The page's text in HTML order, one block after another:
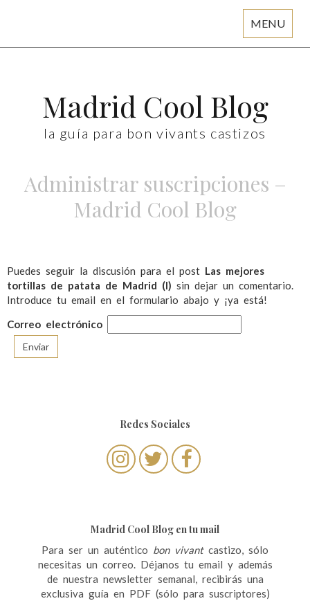
MENU
Madrid Cool Blog
la guía para bon vivants castizos
Administrar suscripciones –
Madrid Cool Blog
Puedes seguir la discusión para el post Las mejores
tortillas de patata de Madrid (I) sin dejar un comentario.
Introduce tu email en el formulario abajo y ¡ya está!
Correo electrónico
Redes Sociales
Madrid Cool Blog en tu mail
Para ser un auténtico bon vivantcastizo, sólo
necesitas un correo. Déjanos tu email y además
de nuestra newsletter semanal, recibirás una
exclusiva guía en PDF (sólo para suscriptores)